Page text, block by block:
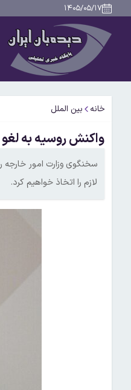
۱۴۰۵/۰۵/۱۷
خانه بین الملل
واکنش روسیه به
سخنگوی وزارت امور خارجه
لازم را اتخاذ خواهیم کرد.